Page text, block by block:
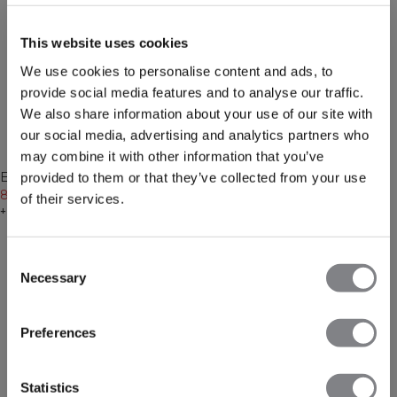
This website uses cookies
We use cookies to personalise content and ads, to
provide social media features and to analyse our traffic.
We also share information about your use of our site with
our social media, advertising and analytics partners who
may combine it with other information that you’ve
provided to them or that they’ve collected from your use
of their services.
Selection
Necessary
Preferences
Statistics
Everyday Seamless Thong 2-
pack Baby Blue
87 DKK109 DKK
+ 15 farver
Everyday Seamless Thong 2-